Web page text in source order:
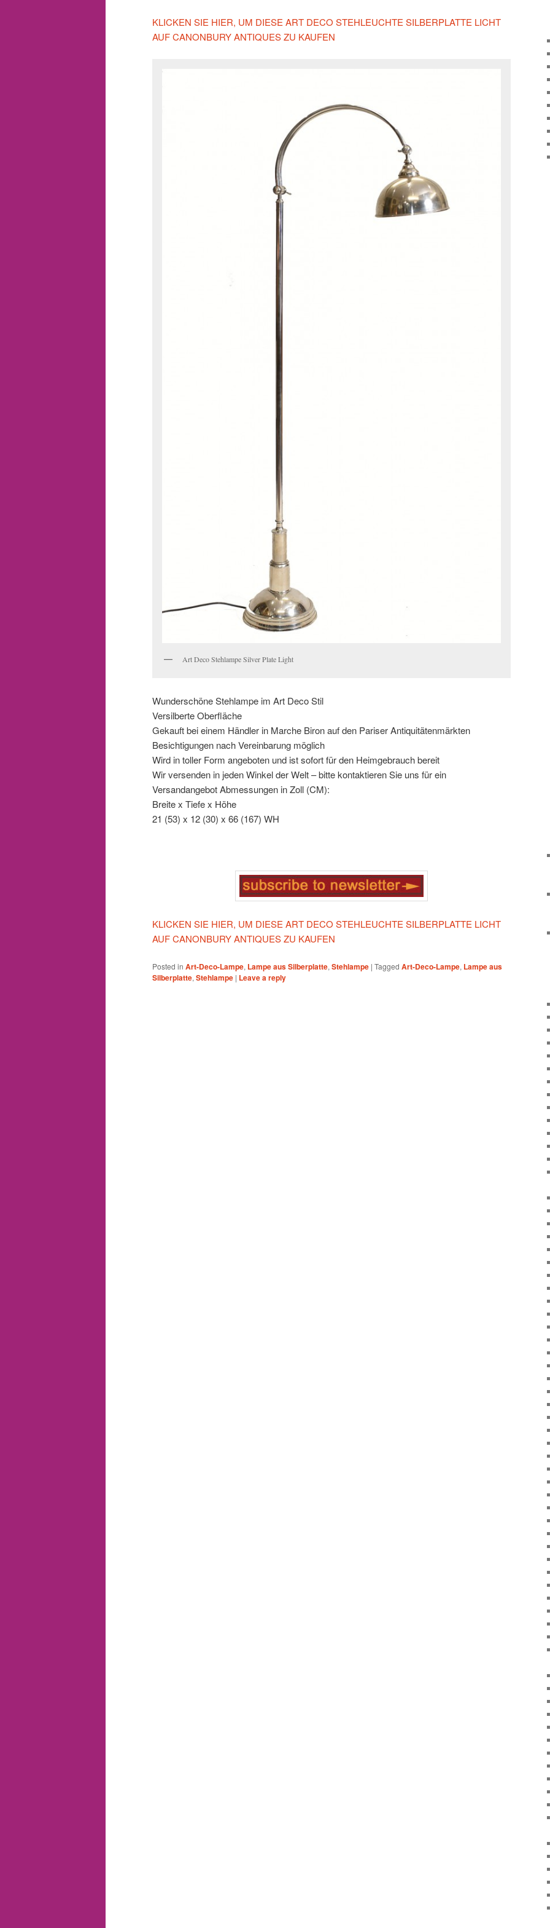
KLICKEN SIE HIER, UM DIESE ART DECO STEHLEUCHTE SILBERPLATTE LICHT
AUF CANONBURY ANTIQUES ZU KAUFEN
Art Deco Stehlampe Silver Plate Light
Wunderschöne Stehlampe im Art Deco Stil
Versilberte Oberfläche
Gekauft bei einem Händler in Marche Biron auf den Pariser Antiquitätenmärkten
Besichtigungen nach Vereinbarung möglich
Wird in toller Form angeboten und ist sofort für den Heimgebrauch bereit
Wir versenden in jeden Winkel der Welt – bitte kontaktieren Sie uns für ein
Versandangebot Abmessungen in Zoll (CM):
Breite x Tiefe x Höhe
21 (53) x 12 (30) x 66 (167) WH
KLICKEN SIE HIER, UM DIESE ART DECO STEHLEUCHTE SILBERPLATTE LICHT
AUF CANONBURY ANTIQUES ZU KAUFEN
Posted in Art-Deco-Lampe, Lampe aus Silberplatte, Stehlampe | Tagged Art-Deco-Lampe, Lampe aus
Silberplatte, Stehlampe | Leave a reply